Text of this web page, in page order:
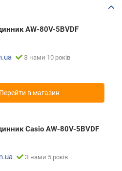
AW-80V-5BVDF
З нами 10 років
Перейти в магазин
Casio AW-80V-5BVDF
З нами 5 років